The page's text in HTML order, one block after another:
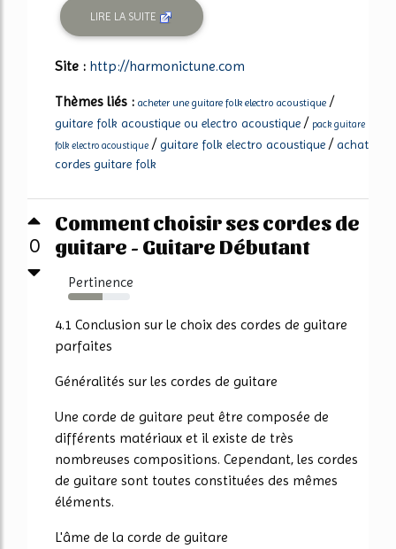
LIRE LA SUITE
Site : http://harmonictune.com
Thèmes liés : acheter une guitare folk electro acoustique /
guitare folk acoustique ou electro acoustique / pack guitare
folk electro acoustique /guitare folk electro acoustique /achat
cordes guitare folk
0
Comment choisir ses cordes de
guitare - Guitare Débutant
Pertinence
56%
4.1 Conclusion sur le choix des cordes de guitare
parfaites
Généralités sur les cordes de guitare
Une corde de guitare peut être composée de
différents matériaux et il existe de très
nombreuses compositions. Cependant, les cordes
de guitare sont toutes constituées des mêmes
éléments.
L'âme de la corde de guitare